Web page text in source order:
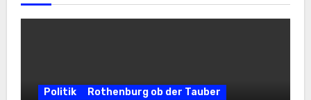
Politik Rothenburg ob der Tauber